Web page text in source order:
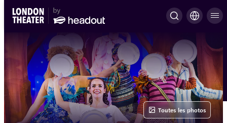
Toutes les photos